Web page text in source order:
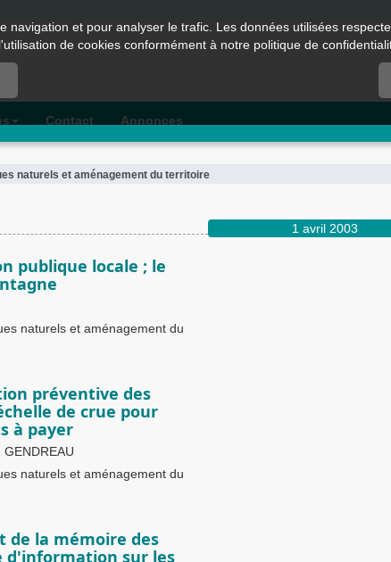
Contact Annonces
naturels et aménagement du territoire
1 avril 2003
publique locale ; le
naturels et aménagement du
préventive des
de crue pour
à payer
GENDREAU
naturels et aménagement du
de la mémoire des
d'information sur les
et pour analyser le trafic. Les données utilisées
l'utilisation de cookies conformément à notre politique de